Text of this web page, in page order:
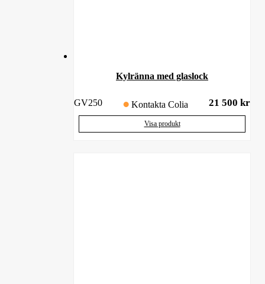
Kylränna med glaslock
GV250 Kontakta Colia 21 500 kr
Visa produkt